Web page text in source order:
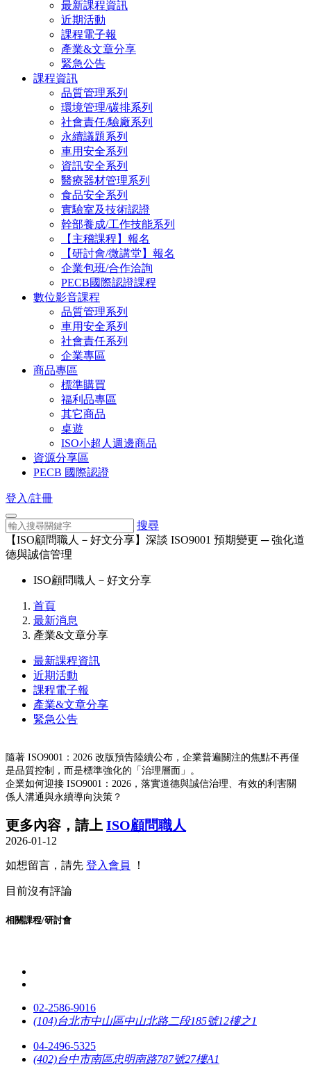
最新課程資訊
近期活動
課程電子報
產業&文章分享
緊急公告
課程資訊
品質管理系列
環境管理/碳排系列
社會責任/驗廠系列
永續議題系列
車用安全系列
資訊安全系列
醫療器材管理系列
食品安全系列
實驗室及技術認證
幹部養成/工作技能系列
【主稽課程】報名
【研討會/微講堂】報名
企業包班/合作洽詢
PECB國際認證課程
數位影音課程
品質管理系列
車用安全系列
社會責任系列
企業專區
商品專區
標準購買
福利品專區
其它商品
桌遊
ISO小超人週邊商品
資源分享區
PECB 國際認證
登入/註冊
搜尋
【ISO顧問職人－好文分享】深談 ISO9001 預期變更 ─ 強化道
德與誠信管理
ISO顧問職人－好文分享
首頁
最新消息
產業&文章分享
最新課程資訊
近期活動
課程電子報
產業&文章分享
緊急公告
隨著 ISO9001：2026 改版預告陸續公布，企業普遍關注的焦點不再僅
是品質控制，而是標準強化的「治理層面」。
企業如何迎接 ISO9001：2026，落實道德與誠信治理、有效的利害關
係人溝通與永續導向決策？
更多內容，請上 ISO顧問職人
2026-01-12
如想留言，請先 登入會員 ！
目前沒有評論
相關課程/研討會
02-2586-9016
(104)台北市中山區中山北路二段185號12樓之1
04-2496-5325
(402)台中市南區忠明南路787號27樓A1